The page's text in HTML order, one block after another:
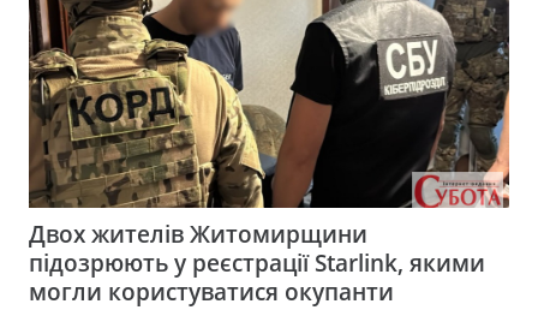
Двох жителів Житомирщини
підозрюють у реєстрації Starlink, якими
могли користуватися окупанти